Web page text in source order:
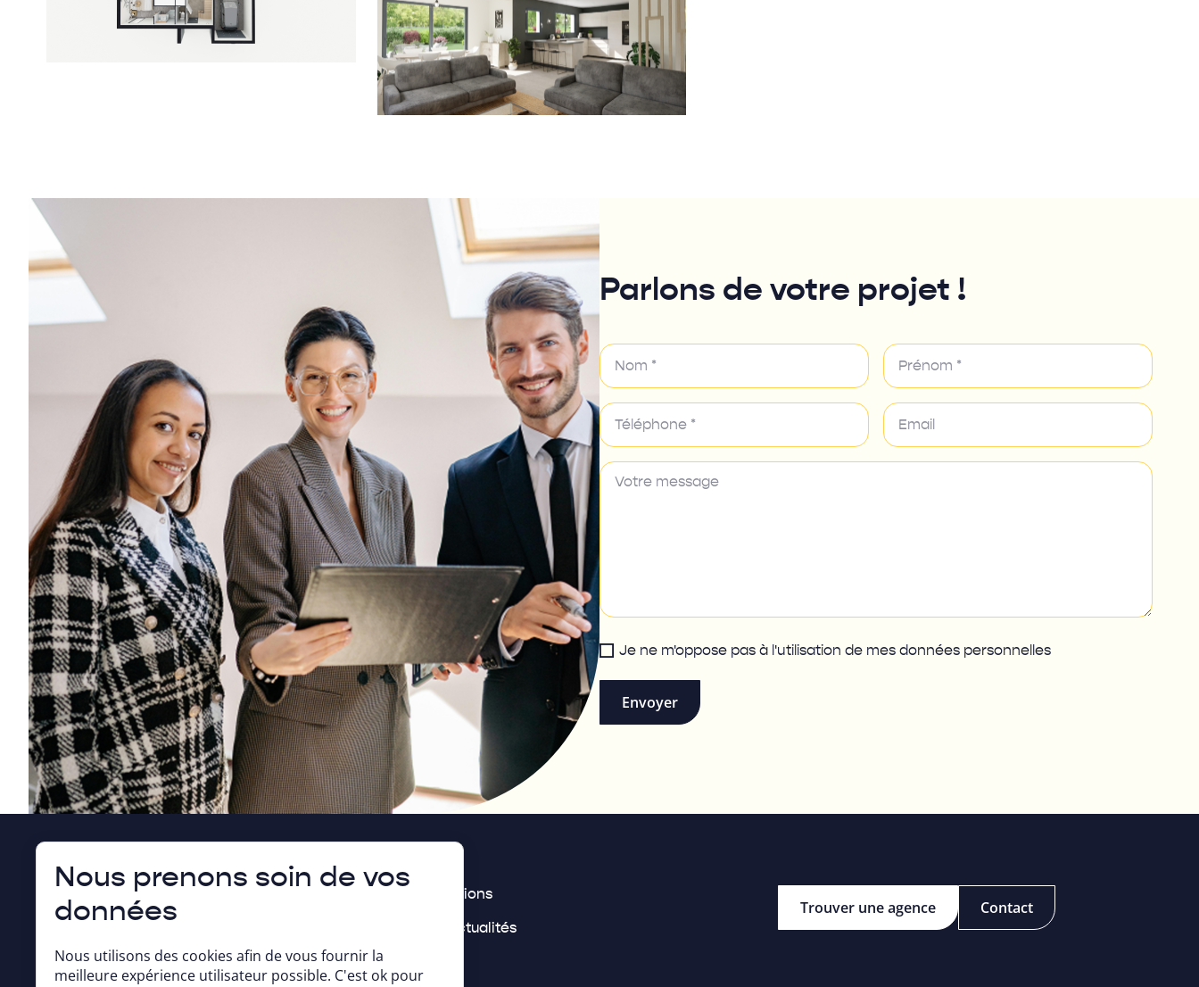
Parlons de votre projet !
Je ne m'oppose pas à l'utilisation de mes données personnelles
Envoyer
Rejoignez la communauté Doréa :
Nos inspirations
Guides & Actualités
À propos
Trouver une agence Contact
Nous prenons soin de vos
données
Nous utilisons des cookies afin de vous fournir la
meilleure expérience utilisateur possible. C'est ok pour